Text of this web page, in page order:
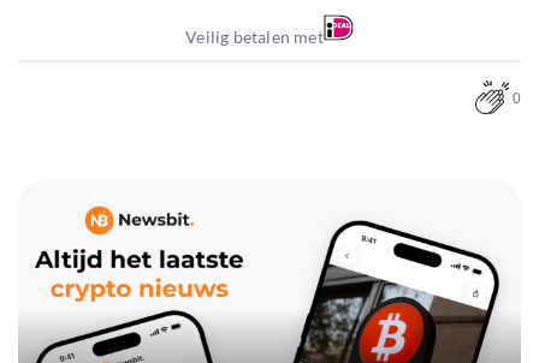
Veilig betalen met
0